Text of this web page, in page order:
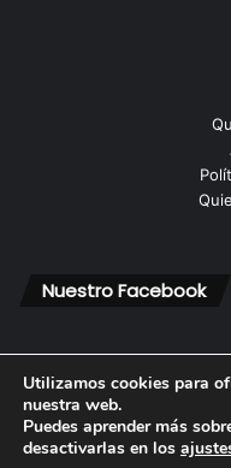
Nuestro Facebook
© Copyright 2026,
Utilizamos cookies para
nuestra web.
Puedes aprender más
desactivarlas en los